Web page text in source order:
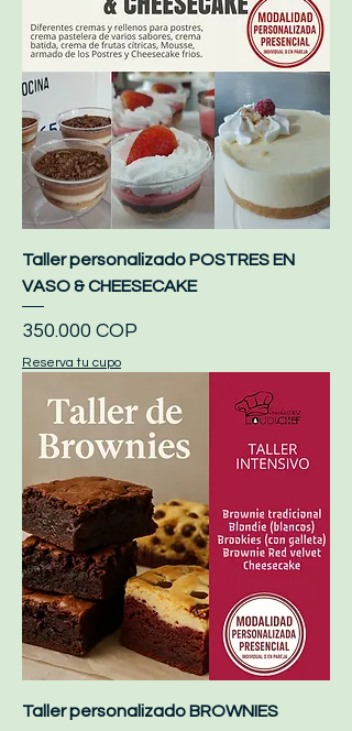
Taller personalizado POSTRES EN
VASO & CHEESECAKE
Precio
350.000 COP
Reserva tu cupo
Taller personalizado BROWNIES